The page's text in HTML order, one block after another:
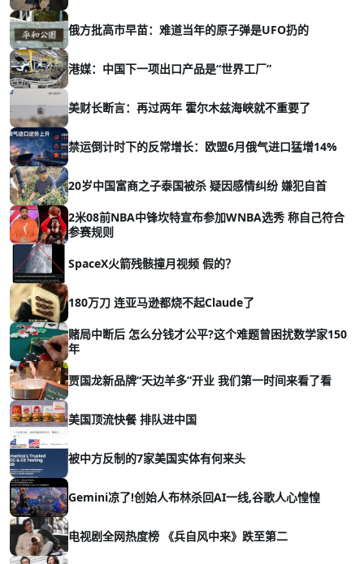
俄方批高市早苗：难道当年的原子弹是UFO扔的
港媒：中国下一项出口产品是“世界工厂”
美财长断言：再过两年 霍尔木兹海峡就不重要了
禁运倒计时下的反常增长：欧盟6月俄气进口猛增14%
20岁中国富商之子泰国被杀 疑因感情纠纷 嫌犯自首
2米08前NBA中锋坎特宣布参加WNBA选秀 称自己符合
参赛规则
SpaceX火箭残骸撞月视频 假的？
180万刀 连亚马逊都烧不起Claude了
赌局中断后 怎么分钱才公平?这个难题曾困扰数学家150
年
贾国龙新品牌“天边羊多”开业 我们第一时间来看了看
美国顶流快餐 排队进中国
被中方反制的7家美国实体有何来头
Gemini凉了!创始人布林杀回AI一线,谷歌人心惶惶
电视剧全网热度榜 《兵自风中来》跌至第二